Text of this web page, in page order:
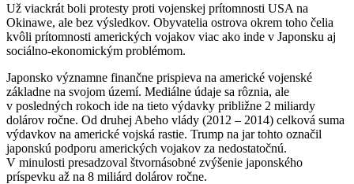
Už viackrát boli protesty proti vojenskej prítomnosti USA na
Okinawe, ale bez výsledkov. Obyvatelia ostrova okrem toho čelia
kvôli prítomnosti amerických vojakov viac ako inde v Japonsku aj
sociálno-ekonomickým problémom.
Japonsko významne finančne prispieva na americké vojenské
základne na svojom území. Mediálne údaje sa rôznia, ale
v posledných rokoch ide na tieto výdavky približne 2 miliardy
dolárov ročne. Od druhej Abeho vlády (2012 – 2014) celková suma
výdavkov na americké vojská rastie. Trump na jar tohto označil
japonskú podporu amerických vojakov za nedostatočnú.
V minulosti presadzoval štvornásobné zvýšenie japonského
príspevku až na 8 miliárd dolárov ročne.